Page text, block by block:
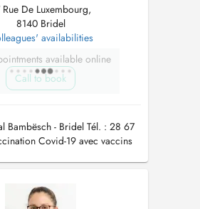
Rue De Luxembourg,
8140 Bridel
availabilities
available online
Call to book
Bambësch - Bridel Tél. : 28 67
Covid-19 avec vaccins